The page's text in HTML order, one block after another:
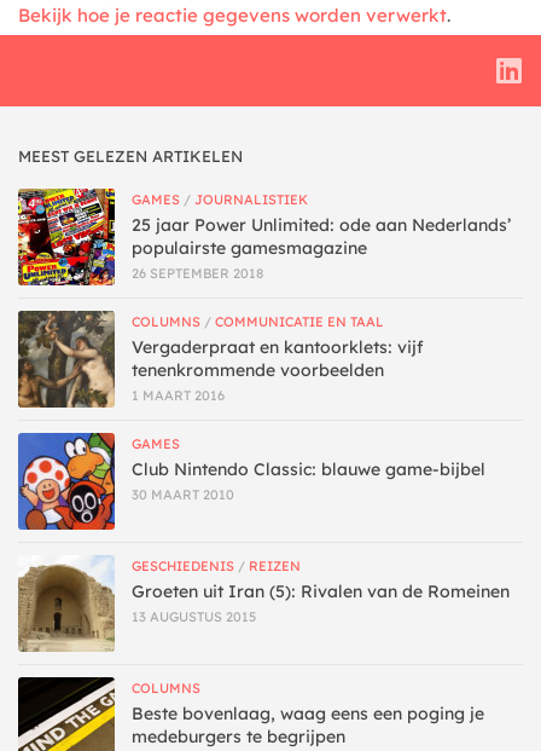
Bekijk hoe je reactie gegevens worden verwerkt.
MEEST GELEZEN ARTIKELEN
GAMES / JOURNALISTIEK
25 jaar Power Unlimited: ode aan Nederlands’
populairste gamesmagazine
26 SEPTEMBER 2018
COLUMNS / COMMUNICATIE EN TAAL
Vergaderpraat en kantoorklets: vijf
tenenkrommende voorbeelden
1 MAART 2016
GAMES
Club Nintendo Classic: blauwe game-bijbel
30 MAART 2010
GESCHIEDENIS / REIZEN
Groeten uit Iran (5): Rivalen van de Romeinen
13 AUGUSTUS 2015
COLUMNS
Beste bovenlaag, waag eens een poging je
medeburgers te begrijpen